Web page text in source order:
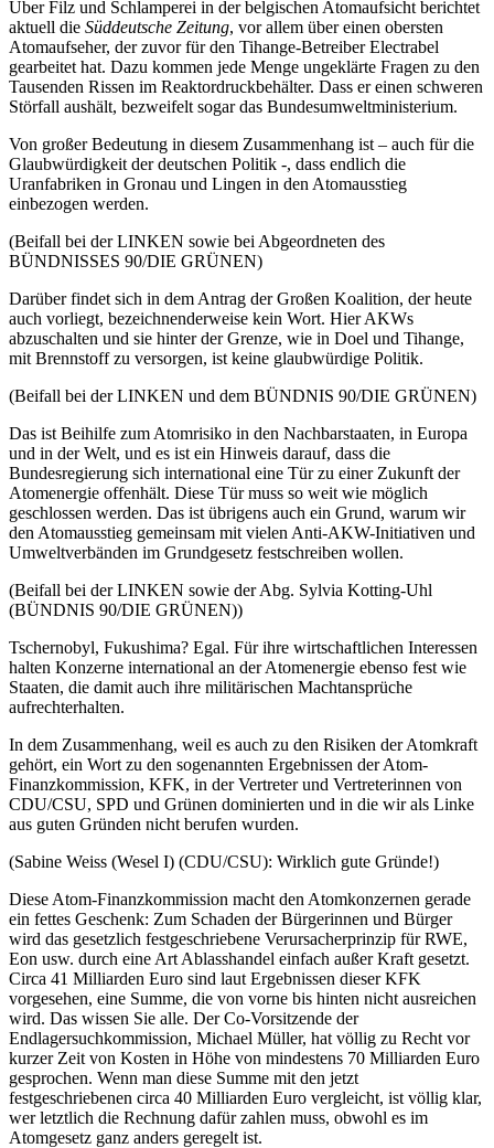
Über Filz und Schlamperei in der belgischen Atomaufsicht berichtet
aktuell die Süddeutsche Zeitung, vor allem über einen obersten
Atomaufseher, der zuvor für den Tihange-Betreiber Electrabel
gearbeitet hat. Dazu kommen jede Menge ungeklärte Fragen zu den
Tausenden Rissen im Reaktordruckbehälter. Dass er einen schweren
Störfall aushält, bezweifelt sogar das Bundesumweltministerium.
Von großer Bedeutung in diesem Zusammenhang ist – auch für die
Glaubwürdigkeit der deutschen Politik -, dass endlich die
Uranfabriken in Gronau und Lingen in den Atomausstieg
einbezogen werden.
(Beifall bei der LINKEN sowie bei Abgeordneten des
BÜNDNISSES 90/DIE GRÜNEN)
Darüber findet sich in dem Antrag der Großen Koalition, der heute
auch vorliegt, bezeichnenderweise kein Wort. Hier AKWs
abzuschalten und sie hinter der Grenze, wie in Doel und Tihange,
mit Brennstoff zu versorgen, ist keine glaubwürdige Politik.
(Beifall bei der LINKEN und dem BÜNDNIS 90/DIE GRÜNEN)
Das ist Beihilfe zum Atomrisiko in den Nachbarstaaten, in Europa
und in der Welt, und es ist ein Hinweis darauf, dass die
Bundesregierung sich international eine Tür zu einer Zukunft der
Atomenergie offenhält. Diese Tür muss so weit wie möglich
geschlossen werden. Das ist übrigens auch ein Grund, warum wir
den Atomausstieg gemeinsam mit vielen Anti-AKW-Initiativen und
Umweltverbänden im Grundgesetz festschreiben wollen.
(Beifall bei der LINKEN sowie der Abg. Sylvia Kotting-Uhl
(BÜNDNIS 90/DIE GRÜNEN))
Tschernobyl, Fukushima? Egal. Für ihre wirtschaftlichen Interessen
halten Konzerne international an der Atomenergie ebenso fest wie
Staaten, die damit auch ihre militärischen Machtansprüche
aufrechterhalten.
In dem Zusammenhang, weil es auch zu den Risiken der Atomkraft
gehört, ein Wort zu den sogenannten Ergebnissen der Atom-
Finanzkommission, KFK, in der Vertreter und Vertreterinnen von
CDU/CSU, SPD und Grünen dominierten und in die wir als Linke
aus guten Gründen nicht berufen wurden.
(Sabine Weiss (Wesel I) (CDU/CSU): Wirklich gute Gründe!)
Diese Atom-Finanzkommission macht den Atomkonzernen gerade
ein fettes Geschenk: Zum Schaden der Bürgerinnen und Bürger
wird das gesetzlich festgeschriebene Verursacherprinzip für RWE,
Eon usw. durch eine Art Ablasshandel einfach außer Kraft gesetzt.
Circa 41 Milliarden Euro sind laut Ergebnissen dieser KFK
vorgesehen, eine Summe, die von vorne bis hinten nicht ausreichen
wird. Das wissen Sie alle. Der Co-Vorsitzende der
Endlagersuchkommission, Michael Müller, hat völlig zu Recht vor
kurzer Zeit von Kosten in Höhe von mindestens 70 Milliarden Euro
gesprochen. Wenn man diese Summe mit den jetzt
festgeschriebenen circa 40 Milliarden Euro vergleicht, ist völlig klar,
wer letztlich die Rechnung dafür zahlen muss, obwohl es im
Atomgesetz ganz anders geregelt ist.